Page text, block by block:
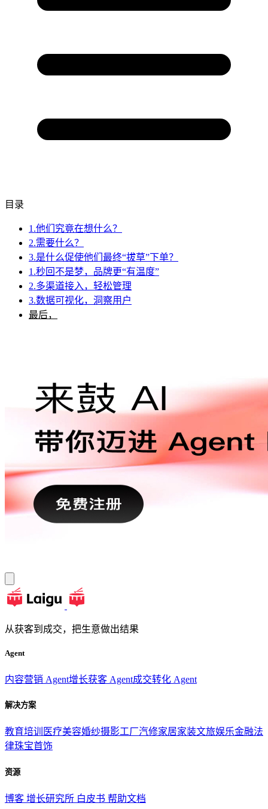
目录
1.他们究竟在想什么？
2.需要什么？
3.是什么促使他们最终“拔草”下单？
1.秒回不是梦，品牌更“有温度”
2.多渠道接入，轻松管理
3.数据可视化，洞察用户
最后，
从获客到成交，把生意做出结果
Agent
内容营销 Agent增长获客 Agent成交转化 Agent
解决方案
教育培训 医疗美容婚纱摄影工厂汽修家居家装文旅娱乐金融法
律珠宝首饰
资源
博客 增长研究所 白皮书 帮助文档